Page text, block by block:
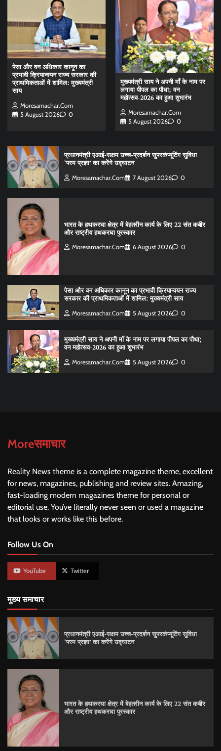
पेसा और वन अधिकार कानून का
प्रभावी क्रियान्वयन राज्य सरकार की
प्राथमिकताओं में शामिल: मुख्यमंत्री
साय
Moresamachar.com
5 August 2026
0
मुख्यमंत्री साय ने अपनी माँ के नाम पर
लगाया पीपल का पौधा; वन
महोत्सव-2026 का हुआ शुभारंभ
Moresamachar.com
5 August 2026
0
प्रधानमंत्री एआई-सक्षम उच्च-प्रदर्शन सुपरकंप्यूटिंग सुविधा
‘परम प्रज्ञा’ का करेंगे उद्घाटन
Moresamachar.com 7 August 2026 0
भारत के हथकरघा क्षेत्र में बेहतरीन कार्य के लिए 22 संत कबीर
और राष्ट्रीय हथकरघा पुरस्कार
Moresamachar.com 6 August 2026 0
पेसा और वन अधिकार कानून का प्रभावी क्रियान्वयन राज्य
सरकार की प्राथमिकताओं में शामिल: मुख्यमंत्री साय
Moresamachar.com 5 August 2026 0
मुख्यमंत्री साय ने अपनी माँ के नाम पर लगाया पीपल का पौधा;
वन महोत्सव-2026 का हुआ शुभारंभ
Moresamachar.com 5 August 2026 0
Moreसमाचार
Reality News theme is a complete magazine theme, excellent
for news, magazines, publishing and review sites. Amazing,
fast-loading modern magazines theme for personal or
editorial use. You’ve literally never seen or used a magazine
that looks or works like this before.
Follow Us On
YouTube Twitter
मुख्य समाचार
प्रधानमंत्री एआई-सक्षम उच्च-प्रदर्शन सुपरकंप्यूटिंग सुविधा
‘परम प्रज्ञा’ का करेंगे उद्घाटन
भारत के हथकरघा क्षेत्र में बेहतरीन कार्य के लिए 22 संत कबीर
और राष्ट्रीय हथकरघा पुरस्कार